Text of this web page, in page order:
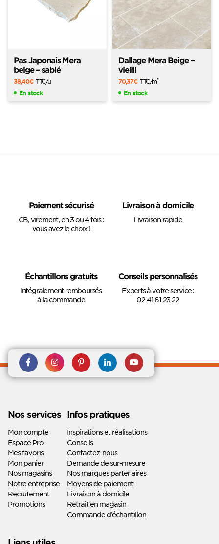
Pas Japonais Mera
beige – sablé
38,40€ TTC/u
En stock
Dallage Mera Beige –
vieilli
70,37€ TTC/m2
En stock
Paiement sécurisé
CB, virement, en 3 ou 4 fois :
vous avez le choix !
Livraison à domicile
Livraison rapide
Échantillons gratuits
Intégralement remboursés
à la commande
Conseils personnalisés
Experts à votre service :
02 41 61 23 22
Rejoignez nous sur Facebook
Suivez-nous sur
Instagram
Suivez-nous sur
Pinterest
Suivez-
nous sur
Suivez-
nous sur
Nos services
Mon compte
Espace Pro
Mes favoris
Mon panier
Nos magasins
Notre entreprise
Recrutement
Promotions
Infos pratiques
Inspirations et réalisations
Conseils
Contactez-nous
Demande de sur-mesure
Nos marques partenaires
Moyens de paiement
Livraison à domicile
Retrait en magasin
Commande d’échantillon